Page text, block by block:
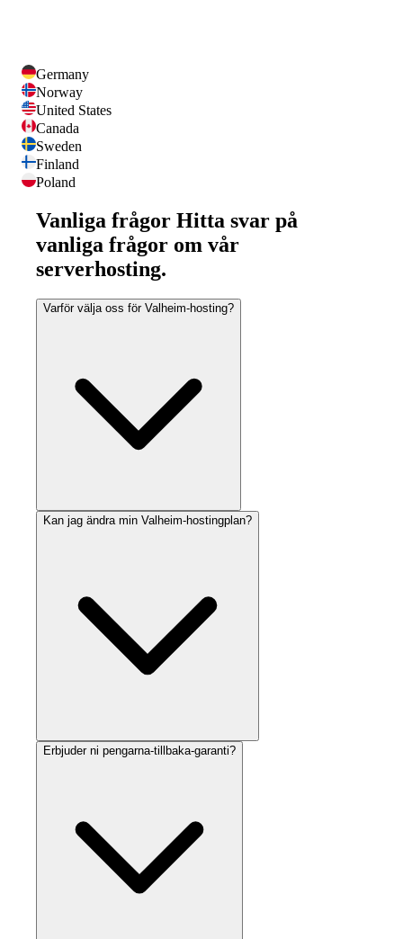
Germany
Norway
United States
Canada
Sweden
Finland
Poland
Vanliga frågor Hitta svar på
vanliga frågor om vår
serverhosting.
Varför välja oss för Valheim-hosting?
Kan jag ändra min Valheim-hostingplan?
Erbjuder ni pengarna-tillbaka-garanti?